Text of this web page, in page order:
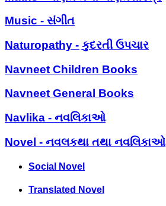
Music - સંગીત
Naturopathy - કુદરતી ઉપચાર
Navneet Children Books
Navneet General Books
Navlika - નવલિકાઓ
Novel - નવલકથા તથા નવલિકાઓ
Social Novel
Translated Novel